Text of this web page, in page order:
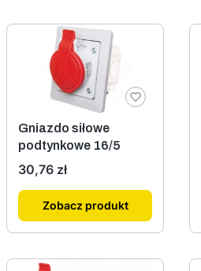
Gniazdo siłowe
podtynkowe 16/5
Cena
30,76 zł
Zobacz produkt